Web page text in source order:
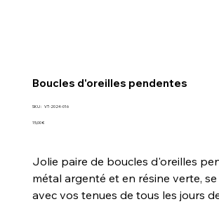
Boucles d'oreilles pendentes
SKU : SKU
2024-
VT-2024-016
Prix
15,00 €
Jolie paire de boucles d'oreilles
métal argenté et en résine verte,
avec vos tenues de tous les jours